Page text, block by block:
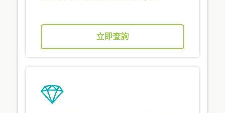
立即查詢